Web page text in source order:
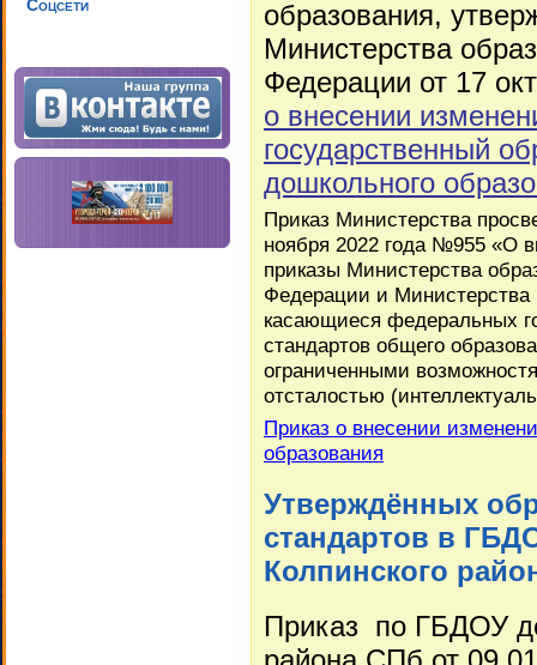
Соцсети
образования,
Министерства
Федерации от 17
о внесении
государственный
дошкольного
Приказ Министерства
ноября 2022 года №955 «О
приказы Министерства
Федерации и
касающиеся федеральных
стандартов общего
ограниченными
отсталостью
Приказ о внесении
образования
Утверждённых
стандартов в
Колпинского
Приказ по ГБДОУ